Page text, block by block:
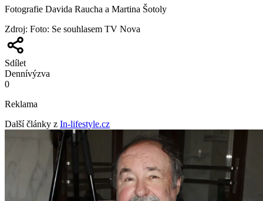
Fotografie Davida Raucha a Martina Šotoly
Zdroj: Foto: Se souhlasem TV Nova
Sdílet
Dennívýzva
0
Reklama
Další články z In-lifestyle.cz